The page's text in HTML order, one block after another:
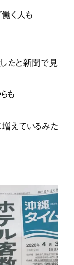
働く人も
たと新聞で見
も
えているみた